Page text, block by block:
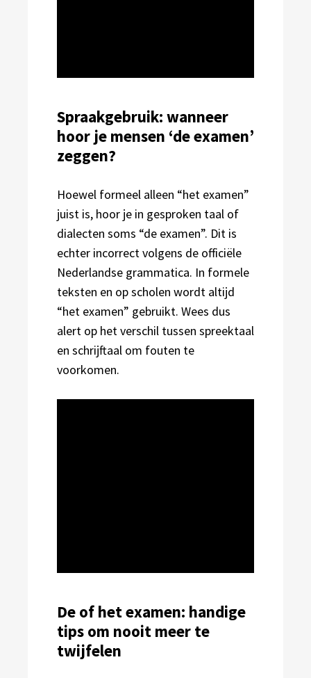
Spraakgebruik: wanneer
hoor je mensen ‘de examen’
zeggen?
Hoewel formeel alleen “het examen”
juist is, hoor je in gesproken taal of
dialecten soms “de examen”. Dit is
echter incorrect volgens de officiële
Nederlandse grammatica. In formele
teksten en op scholen wordt altijd
“het examen” gebruikt. Wees dus
alert op het verschil tussen spreektaal
en schrijftaal om fouten te
voorkomen.
De of het examen: handige
tips om nooit meer te
twijfelen